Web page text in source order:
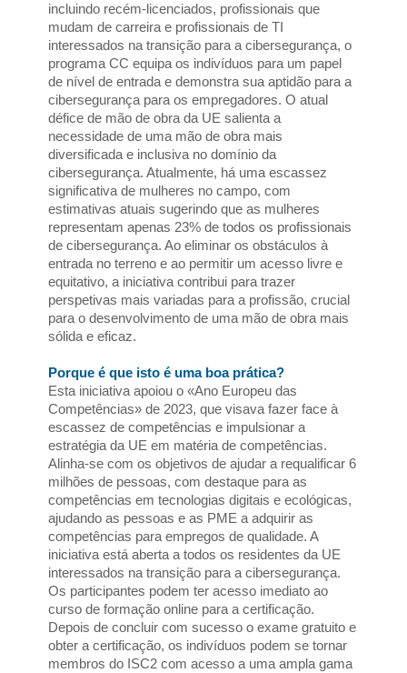
incluindo recém-licenciados, profissionais que
mudam de carreira e profissionais de TI
interessados na transição para a cibersegurança, o
programa CC equipa os indivíduos para um papel
de nível de entrada e demonstra sua aptidão para a
cibersegurança para os empregadores. O atual
défice de mão de obra da UE salienta a
necessidade de uma mão de obra mais
diversificada e inclusiva no domínio da
cibersegurança. Atualmente, há uma escassez
significativa de mulheres no campo, com
estimativas atuais sugerindo que as mulheres
representam apenas 23% de todos os profissionais
de cibersegurança. Ao eliminar os obstáculos à
entrada no terreno e ao permitir um acesso livre e
equitativo, a iniciativa contribui para trazer
perspetivas mais variadas para a profissão, crucial
para o desenvolvimento de uma mão de obra mais
sólida e eficaz.
Porque é que isto é uma boa prática?
Esta iniciativa apoiou o «Ano Europeu das
Competências» de 2023, que visava fazer face à
escassez de competências e impulsionar a
estratégia da UE em matéria de competências.
Alinha-se com os objetivos de ajudar a requalificar 6
milhões de pessoas, com destaque para as
competências em tecnologias digitais e ecológicas,
ajudando as pessoas e as PME a adquirir as
competências para empregos de qualidade. A
iniciativa está aberta a todos os residentes da UE
interessados na transição para a cibersegurança.
Os participantes podem ter acesso imediato ao
curso de formação online para a certificação.
Depois de concluir com sucesso o exame gratuito e
obter a certificação, os indivíduos podem se tornar
membros do ISC2 com acesso a uma ampla gama